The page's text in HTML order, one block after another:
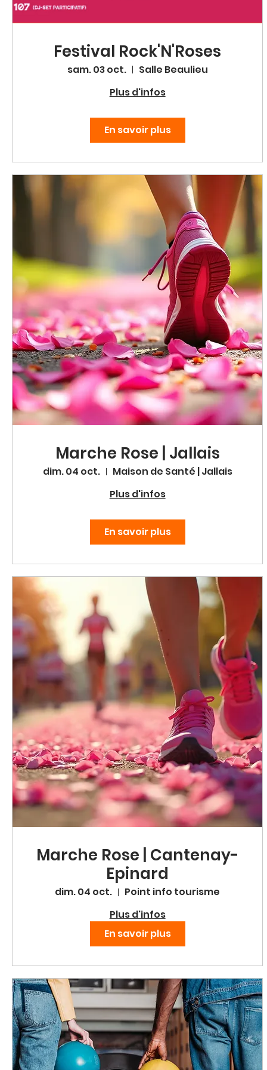
Festival Rock'N'Roses
sam. 03 oct.
Salle Beaulieu
Plus d'infos
En savoir plus
Marche Rose | Jallais
dim. 04 oct.
Maison de Santé | Jallais
Plus d'infos
En savoir plus
Marche Rose | Cantenay-
Epinard
dim. 04 oct.
Point info tourisme
Plus d'infos
En savoir plus